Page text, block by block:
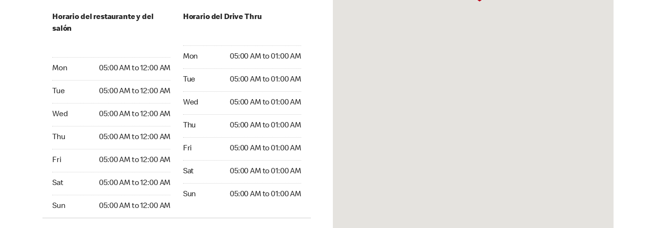
Horario del restaurante y del
salón
Mon 05:00 AM to 12:00 AM
Tue 05:00 AM to 12:00 AM
Wed 05:00 AM to 12:00 AM
Thu 05:00 AM to 12:00 AM
Fri 05:00 AM to 12:00 AM
Sat 05:00 AM to 12:00 AM
Sun 05:00 AM to 12:00 AM
Horario del Drive Thru
Mon 05:00 AM to 01:00 AM
Tue 05:00 AM to 01:00 AM
Wed 05:00 AM to 01:00 AM
Thu 05:00 AM to 01:00 AM
Fri 05:00 AM to 01:00 AM
Sat 05:00 AM to 01:00 AM
Sun 05:00 AM to 01:00 AM